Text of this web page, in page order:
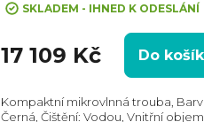
SKLADEM - IHNED K ODESLÁNÍ
17 109 Kč Do
Kompaktní mikrovlnná trouba,
Černá, Čištění: Vodou, Vnitřní